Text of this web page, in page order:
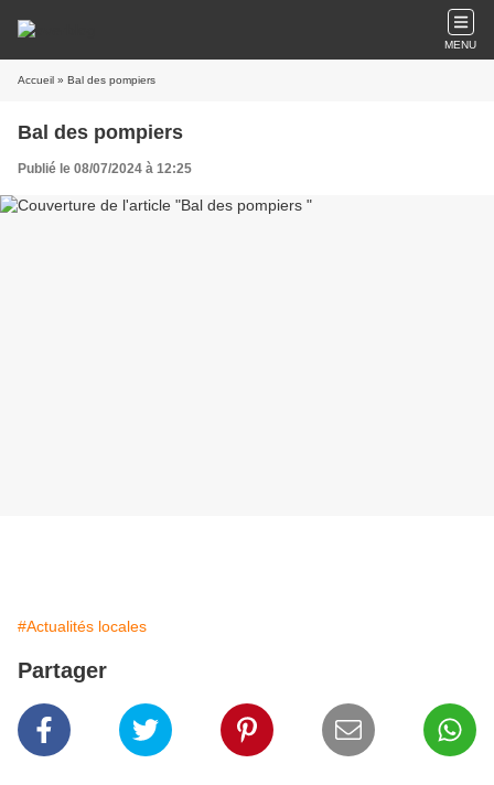
MENU
Accueil » Bal des pompiers
Bal des pompiers
Publié le 08/07/2024 à 12:25
#Actualités locales
Partager